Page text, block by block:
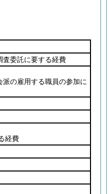
査委託に要する経費
派の雇用する職員の参加に
経費